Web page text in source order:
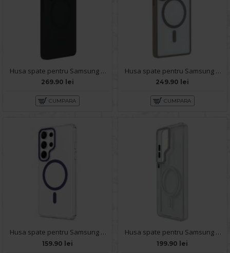
Husa spate pentru Samsung Galaxy S26 Ultra Silicon Magnet Case - Black
269.90 lei
CUMPARA
Husa spate pentru Samsung Galaxy S26 Ultra Keephone Magpro - Gri
249.90 lei
CUMPARA
Husa spate pentru Samsung Galaxy S26 Ultra Berlia Sheen Magsafe - Transparent/Mov
159.90 lei
Husa spate pentru Samsung Galaxy S26 Ultra Berlia Magsafe Series - Transparent
199.90 lei